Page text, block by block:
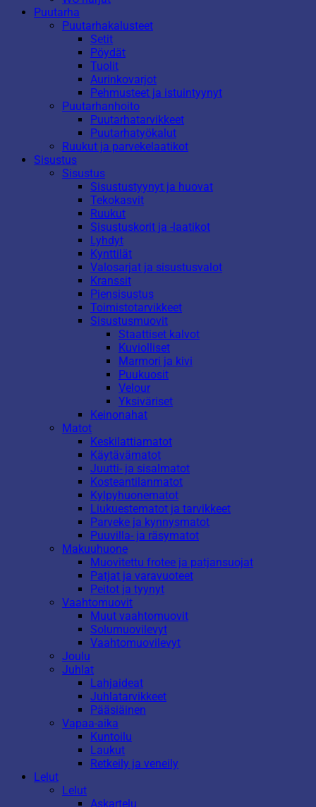
Puutarha
Puutarhakalusteet
Setit
Pöydät
Tuolit
Aurinkovarjot
Pehmusteet ja istuintyynyt
Puutarhanhoito
Puutarhatarvikkeet
Puutarhatyökalut
Ruukut ja parvekelaatikot
Sisustus
Sisustus
Sisustustyynyt ja huovat
Tekokasvit
Ruukut
Sisustuskorit ja -laatikot
Lyhdyt
Kynttilät
Valosarjat ja sisustusvalot
Kranssit
Piensisustus
Toimistotarvikkeet
Sisustusmuovit
Staattiset kalvot
Kuviolliset
Marmori ja kivi
Puukuosit
Velour
Yksiväriset
Keinonahat
Matot
Keskilattiamatot
Käytävämatot
Juutti- ja sisalmatot
Kosteantilanmatot
Kylpyhuonematot
Liukuestematot ja tarvikkeet
Parveke ja kynnysmatot
Puuvilla- ja räsymatot
Makuuhuone
Muovitettu frotee ja patjansuojat
Patjat ja varavuoteet
Peitot ja tyynyt
Vaahtomuovit
Muut vaahtomuovit
Solumuovilevyt
Vaahtomuovilevyt
Joulu
Juhlat
Lahjaideat
Juhlatarvikkeet
Pääsiäinen
Vapaa-aika
Kuntoilu
Laukut
Retkeily ja veneily
Lelut
Lelut
Askartelu